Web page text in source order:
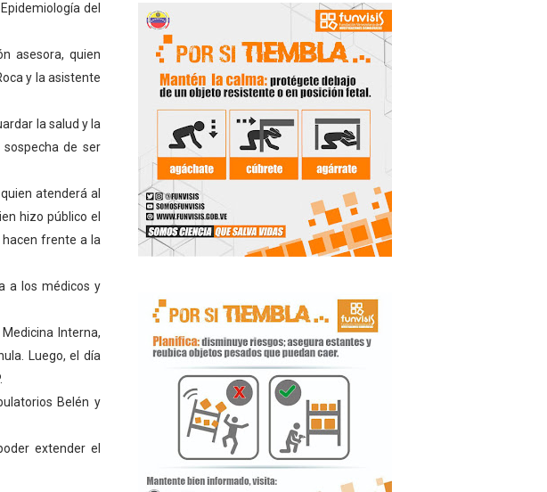
emprendedores y productores
niños del municipio Libertador
del
asesora, quien
y la asistente
la salud y la
de ser
atenderá al
hizo público el
hacen frente a la
a los médicos y
Interna,
Luego, el día
Belén y
extender el